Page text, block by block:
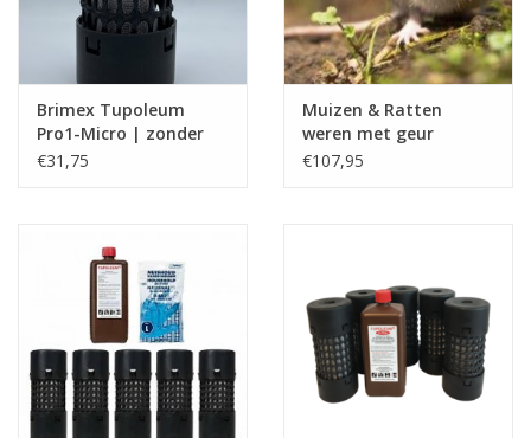
Drukspuiten
Onkruid & Reiniging
Zaden
Boom bewatering
Nieuws
Treeportleden:
Brimex Tupoleum
Pro1-Micro | zonder
vloeistof
€31,75
Muizen & Ratten
weren met geur
€107,95